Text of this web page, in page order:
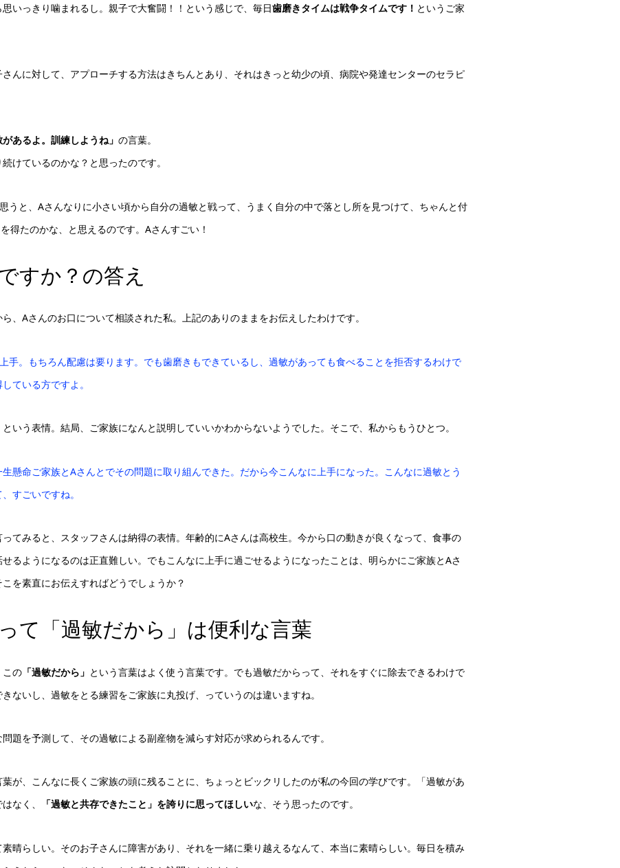
いっきり噛まれるし。親子で大奮闘！！という感じで、毎日歯磨きタイムは戦争タイムです！ というご家
んに対して、アプローチする方法はきちんとあり、それはきっと幼少の頃、病院や発達センターのセラピ
があるよ。訓練しようね」 の言葉。
けているのかな？と思ったのです。
うと、Aさんなりに小さい頃から自分の過敏と戦って、うまく自分の中で落とし所を見つけて、ちゃんと付
得たのかな、と思えるのです。Aさんすごい！
すか？の答え
、Aさんのお口について相談された私。上記のありのままをお伝えしたわけです。
手。もちろん配慮は要ります。でも歯磨きもできているし、過敏があっても食べることを拒否するわけで
ている方ですよ。
いう表情。結局、ご家族になんと説明していいかわからないようでした。そこで、私からもうひとつ。
懸命ご家族とAさんとでその問題に取り組んできた。だから今こんなに上手になった。こんなに過敏とう
すごいですね。
てみると、スタッフさんは納得の表情。年齢的にAさんは高校生。今から口の動きが良くなって、食事の
るようになるのは正直難しい。でもこんなに上手に過ごせるようになったことは、明らかにご家族とAさ
を素直にお伝えすればどうでしょうか？
て「過敏だから」は便利な言葉
この 「過敏だから」 という言葉はよく使う言葉です。でも過敏だからって、それをすぐに除去できるわけで
ないし、過敏をとる練習をご家族に丸投げ、っていうのは違いますね。
題を予測して、その過敏による副産物を減らす対応が求められるんです。
が、こんなに長くご家族の頭に残ることに、ちょっとビックリしたのが私の今回の学びです。「過敏があ
なく、
「過敏と共存できたこと」を誇りに思ってほしいな、そう思ったのです。
晴らしい。そのお子さんに障害があり、それを一緒に乗り越えるなんて、本当に素晴らしい。毎日を積み